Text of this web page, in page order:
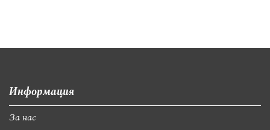
Информация
За нас